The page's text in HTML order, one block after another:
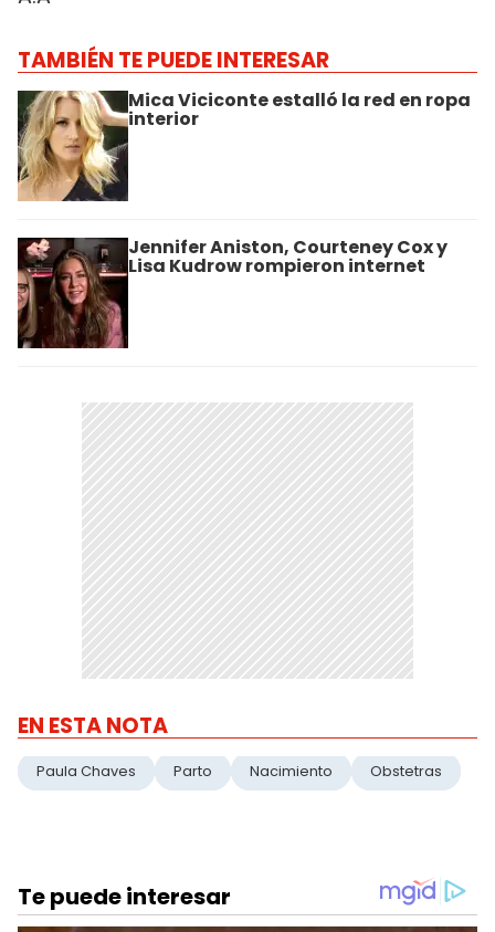
TAMBIÉN TE PUEDE INTERESAR
Mica Viciconte estalló la red en ropa
interior
Jennifer Aniston, Courteney Cox y
Lisa Kudrow rompieron internet
EN ESTA NOTA
Paula Chaves Parto Nacimiento Obstetras